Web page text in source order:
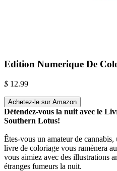
Edition Numerique De
$ 12.99
Achetez-le sur Amazon
Détendez-vous la nuit avec le
Southern Lotus!
Êtes-vous un amateur de
livre de coloriage vous ramènera
vous aimiez avec des illustrations
étranges fumeurs la nuit.